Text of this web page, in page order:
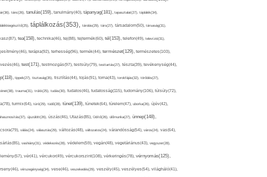
tánc(26), tanulás(159), tanulmány(40), tápanyag(181), tapasztalat(27), táplálék(34),
táplálkozás(353), tárolás(29), társ(27), társadalom(50), társaság(31),
tea(158), technika(46), tej(88), tejtermék(60), tél(153), telefon(49), televízió(31),
terápia(92), terhesség(96), termék(44), természet(129), természetes(103),
test(171), testmozgás(97), testsúly(79), testtartás(27), tészta(39), tevékenység(44),
tippek(27), tisztaság(35), tisztítás(44), tojás(91), torna(43), torokfájás(32), törődés(27),
trauma(31), trükk(25), tudás(30), tudatos(46), tudatosság(115), tudomány(106), túlsúly(72),
turmix(64), túró(29), tüdő(28), tünet(139), tünetek(64), türelem(47), uborka(26), újév(42),
újszülött(26), úszás(46), Utazás(85), Üdítő(26), ülőmunka(27), ünnep(148),
válás(24), választás(29), változás(48), változatos(24), várandósság(54), város(24), vas(64),
vashiány(31), védekezés(28), védelem(59), vegán(48), vegetáriánus(43), vegyszer(28),
vér(41), vércukor(49), vércukorszint(108), vérkeringés(78), vérnyomás(125),
vérszegénység(34), vese(46), veszekedés(29), veszély(45), veszélyes(54), világháló(41),